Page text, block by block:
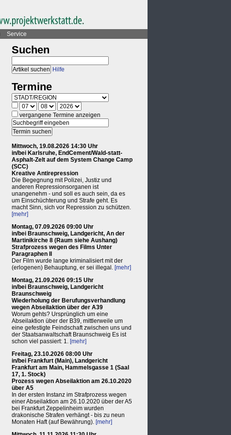
Service
Suchen
Hilfe
Termine
vergangene Termine anzeigen
Mittwoch, 19.08.2026 14:30 Uhr
in/bei Karlsruhe, EndCement/Wald-statt-
Asphalt-Zelt auf dem System Change Camp
(SCC)
Kreative Antirepression
Die Begegnung mit Polizei, Justiz und
anderen Repressionsorganen ist
unangenehm - und soll es auch sein, da es
um Einschüchterung und Strafe geht. Es
macht Sinn, sich vor Repression zu schützen.
[mehr]
Montag, 07.09.2026 09:00 Uhr
in/bei Braunschweig, Landgericht, An der
Martinikirche 8 (Raum siehe Aushang)
Strafprozess wegen des Films Unter
Paragraphen II
Der Film wurde lange kriminalisiert mit der
(erlogenen) Behauptung, er sei illegal. [mehr]
Montag, 21.09.2026 09:15 Uhr
in/bei Braunschweig, Landgericht
Braunschweig
Wiederholung der Berufungsverhandlung
wegen Abseilaktion über der A39
Worum gehts? Ursprünglich um eine
Abseilaktion über der B39, mittlerweile um
eine gefestigte Feindschaft zwischen uns und
der Staatsanwaltschaft Braunschweig Es ist
schon viel passiert: 1. [mehr]
Freitag, 23.10.2026 08:00 Uhr
in/bei Frankfurt (Main), Landgericht
Frankfurt am Main, Hammelsgasse 1 (Saal
17, 1. Stock)
Prozess wegen Abseilaktion am 26.10.2020
über A5
In der ersten Instanz im Strafprozess wegen
einer Abseilaktion am 26.10.2020 über der A5
bei Frankfurt Zeppelinheim wurden
drakonische Strafen verhängt - bis zu neun
Monaten Haft (auf Bewährung). [mehr]